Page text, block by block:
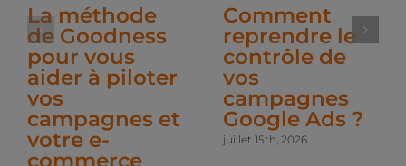
La méthode
de Goodness
pour vous
aider à piloter
vos
campagnes et
votre e-
commerce
Comment
reprendre le
contrôle de
vos
campagnes
Google Ads ?
juillet 15th, 2026